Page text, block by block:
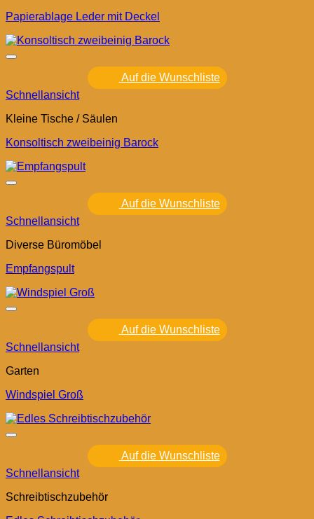
Papierablage Leder mit Deckel
Auf die Wunschliste
Schnellansicht
Kleine Tische / Säulen
Konsoltisch zweibeinig Barock
Auf die Wunschliste
Schnellansicht
Diverse Büromöbel
Empfangspult
Auf die Wunschliste
Schnellansicht
Garten
Windspiel Groß
Auf die Wunschliste
Schnellansicht
Schreibtischzubehör